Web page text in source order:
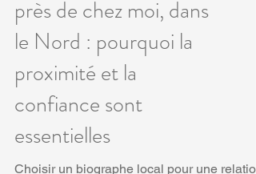
près de chez moi, dans
le Nord : pourquoi la
proximité et la
confiance sont
essentielles